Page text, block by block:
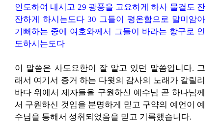
인도하여 내시고 29 광풍을 고요하게 하사 물결도 잔
잔하게 하시는도다 30 그들이 평온함으로 말미암아
기뻐하는 중에 여호와께서 그들이 바라는 항구로 인
도하시는도다
이 말씀은 사도요한이 잘 알고 있던 말씀입니다. 그
래서 여기서 증거 하는 다윗의 감사의 노래가 갈릴리
바다 위에서 제자들을 구원하신 예수님 곧 하나님께
서 구원하신 것임을 분명하게 믿고 구약의 예언이 예
수님을 통해서 성취되었음을 믿고 기록했습니다.